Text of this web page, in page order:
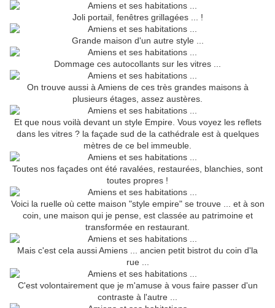
Joli portail, fenêtres grillagées ... !
Grande maison d'un autre style ...
Dommage ces autocollants sur les vitres ...
On trouve aussi à Amiens de ces très grandes maisons à
plusieurs étages, assez austères.
Et que nous voilà devant un style Empire. Vous voyez les reflets
dans les vitres ? la façade sud de la cathédrale est à quelques
mètres de ce bel immeuble.
Toutes nos façades ont été ravalées, restaurées, blanchies, sont
toutes propres !
Voici la ruelle où cette maison "style empire" se trouve ... et à son
coin, une maison qui je pense, est classée au patrimoine et
transformée en restaurant.
Mais c'est cela aussi Amiens ... ancien petit bistrot du coin d'la
rue ...
C'est volontairement que je m'amuse à vous faire passer d'un
contraste à l'autre ...